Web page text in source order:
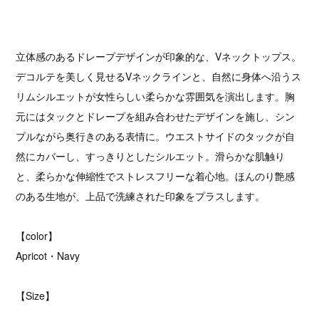
立体感のあるドレープデザインが印象的な、Vネックトップス。
デコルテを美しく見せるVネックラインと、自然に身体へ沿うス
リムシルエットが女性らしい柔らかな雰囲気を演出します。胸
元にはタックとドレープを組み合わせたデザインを施し、シン
プルながら奥行きのある表情に。ウエストサイドのタックが自
然にカバーし、すっきりとしたシルエット。滑らかな肌触り
と、柔らかな伸縮性でストレスフリーな着心地。ほんのり艶感
のある生地が、上品で洗練された印象をプラスします。
【color】
Apricot・Navy
【Size】